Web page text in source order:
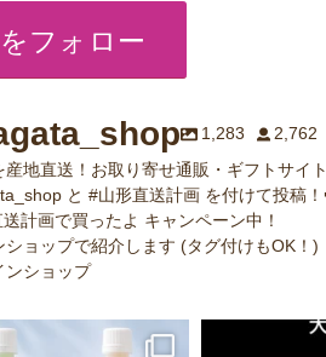
フォロー
1,283
2,762
産地直送！お取り寄せ通販・ギフトサイ
と #山形直送計画 を付けて投稿
計画で買ったよ キャンペーン中！
ショップで紹介します (タグ付けもOK！)
ショップ